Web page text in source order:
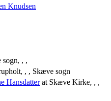
Knudsen
sogn, , ,
, , Skæve sogn
Hansdatter at Skæve Kirke, , ,